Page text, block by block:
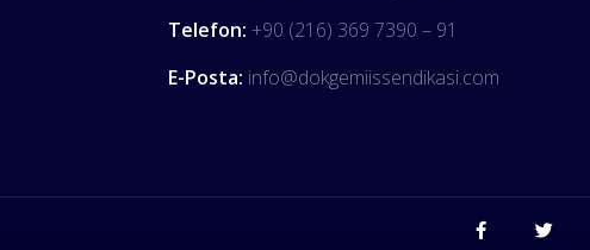
Telefon: +90 (216) 369 7390 – 91
E-Posta: info@dokgemiissendikasi.com